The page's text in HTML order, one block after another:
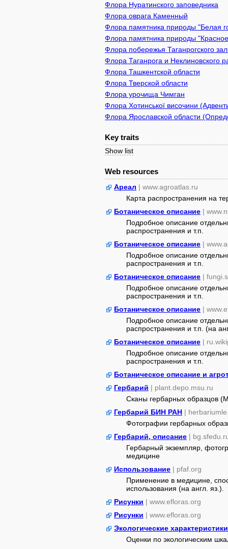
Флора Нуратинского заповедника
Флора оврага Каменный
Флора памятника природы "Белая
Флора памятника природы
Флора побережья Таганрогского
Флора Таганрога и Неклиновского
Флора Ташкентской области
Флора Тверской области
Флора урочища Чимган
Флора Хотинської височини
Флора Ярославской области
Key traits
Show list
Web resources
Ареал | www.agroatlas.ru
Карта распространения на
Ботаническое описание |
Подробное описание
распространения и т.п.
Ботаническое описание |
Подробное описание
распространения и т.п.
Ботаническое описание |
Подробное описание
распространения и т.п.
Ботаническое описание |
Подробное описание
распространения и т.п. (на
Ботаническое описание |
Подробное описание
распространения и т.п.
Ботаническое описание и
Гербарий | plant.depo.msu.ru
Сканы гербарных образцов
Гербарий БИН РАН |
Фотографии гербарных
Гербарий, описание |
Гербарный экземпляр,
медицине
Использование | pfaf.org
Применение в медицине,
использования (на англ. яз.).
Рисунки | www.efloras.org
Рисунки | www.efloras.org
Экологические характеристики
Оценки по экологическим